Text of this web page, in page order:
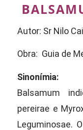
Autor: Sr Nilo
Obra: Guia de
Sinonímia:
Balsamum
pereirae e
Leguminosae.